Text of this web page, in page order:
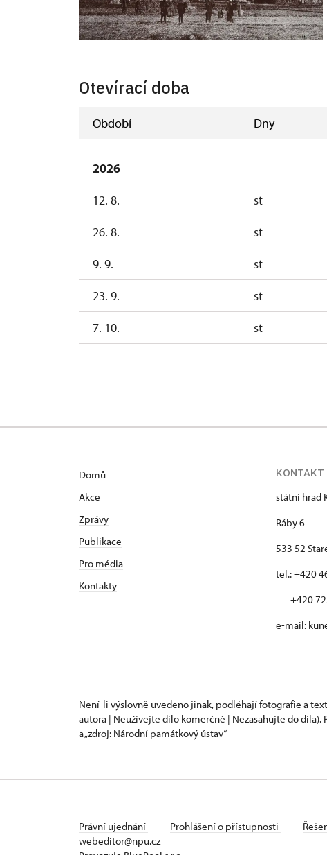
Otevírací doba
Období Dny
2026
12. 8.
st
26. 8.
st
9. 9.
st
23. 9.
st
7. 10.
st
Domů
Akce
Zprávy
Publikace
Pro média
Kontakty
KONTAKT
státní hrad
Ráby 6
533 52
tel.: +420
+420
e-mail:
Není-li výslovně uvedeno jinak, podléhají fotografie a
autora | Neužívejte dílo komerčně | Nezasahujte do
a „zdroj: Národní památkový ústav“
Právní ujednání Prohlášení o přístupnosti
webeditor@npu.cz